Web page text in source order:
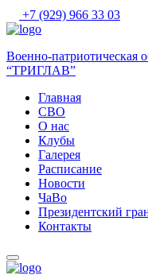
+7 (929) 966 33 03
Военно-патриотическая
“ТРИГЛАВ”
Главная
СВО
О нас
Клубы
Галерея
Расписание
Новости
ЧаВо
Президентский
Контакты